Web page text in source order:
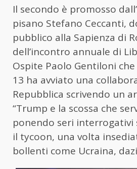
Il secondo è promosso
pisano Stefano Ceccanti,
pubblico alla Sapienza di
dell’incontro annuale di
Ospite Paolo Gentiloni
13 ha avviato una
Repubblica scrivendo un
“Trump e la scossa che
ponendo seri interrogativi
il tycoon, una volta
bollenti come Ucraina,